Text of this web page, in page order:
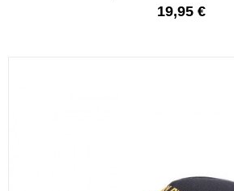
19,95 €